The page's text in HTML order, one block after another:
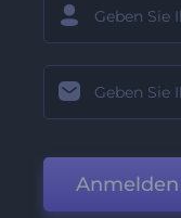
Anmelden